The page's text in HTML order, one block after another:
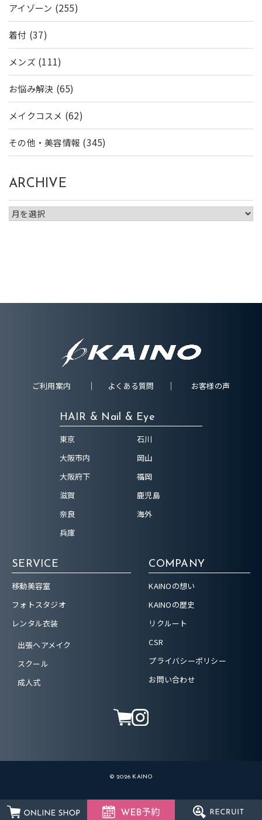
アイゾーン (255)
着付 (37)
メンズ (111)
お悩み解決 (65)
メイクコスメ (62)
その他・美容情報 (345)
ARCHIVE
ご利用案内 よくある質問 お客様の声
HAIR & Nail & Eye
東京
大阪市内
大阪府下
滋賀
奈良
兵庫
石川
岡山
福岡
鹿児島
海外
SERVICE
移動美容室
フォトスタジオ
レンタル衣装
出張ヘアメイク
スクール
成人式
COMPANY
KAINOの想い
KAINOの歴史
リクルート
CSR
プライバシーポリシー
お問い合わせ
© 2026 KAINO